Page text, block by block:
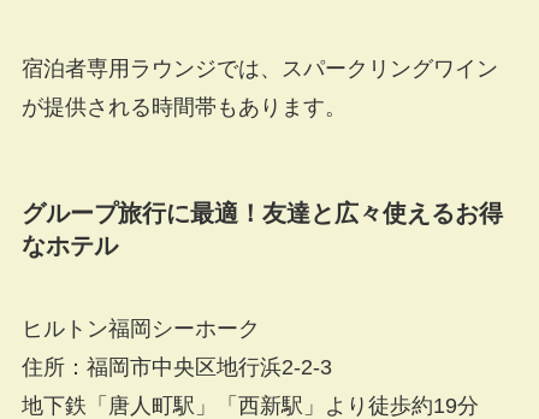
宿泊者専用ラウンジでは、スパークリングワイン
が提供される時間帯もあります。
グループ旅行に最適！友達と広々使えるお得
なホテル
ヒルトン福岡シーホーク
住所：福岡市中央区地行浜2-2-3
地下鉄「唐人町駅」「西新駅」より徒歩約19分